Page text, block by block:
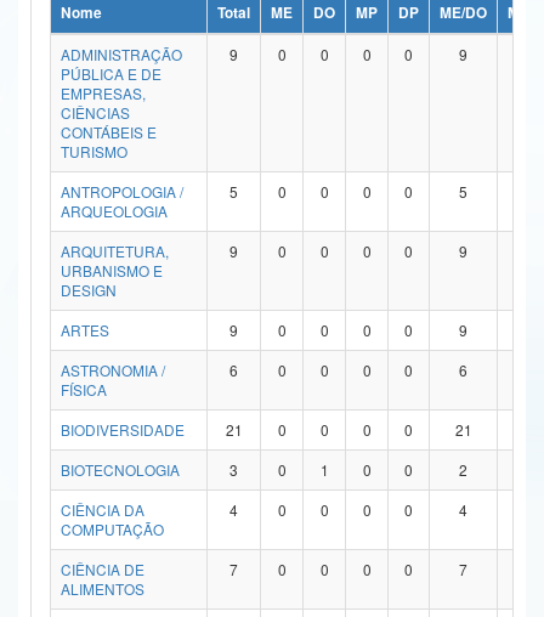
Ministério da Ciência, Tecnologia, Inovações e Comunicações
Ministério do Meio Ambiente
Ministério do Turismo
Ministério do Desenvolvimento Regional
Controladoria-Geral da União
Ministério da Mulher, da Família e dos Direitos Humanos
Secretaria de Governo
Advocacia-Geral da União
Banco Central do Brasil
Nome Total ME DO MP DP ME/DO
MP/
ADMINISTRAÇÃO
PÚBLICA E DE
EMPRESAS,
CIÊNCIAS
CONTÁBEIS E
TURISMO
9 0 0 0 0 9
ANTROPOLOGIA /
ARQUEOLOGIA
5 0 0 0 0 5
ARQUITETURA,
URBANISMO E
DESIGN
9 0 0 0 0 9
ARTES 9 0 0 0 0 9
ASTRONOMIA /
FÍSICA
6 0 0 0 0 6
BIODIVERSIDADE 21 0 0 0 0 21
BIOTECNOLOGIA
3 0 1 0 0 2
CIÊNCIA DA
COMPUTAÇÃO
4 0 0 0 0 4
CIÊNCIA DE
ALIMENTOS
7 0 0 0 0 7